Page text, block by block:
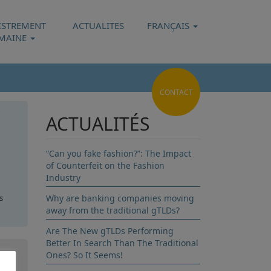
ACTUALITES FRANÇAIS
CONTACT
ACTUALITÉS
“Can you fake fashion?”: The Impact
of Counterfeit on the Fashion
Industry
Why are banking companies moving
away from the traditional gTLDs?
Are The New gTLDs Performing
Better In Search Than The Traditional
Ones? So It Seems!